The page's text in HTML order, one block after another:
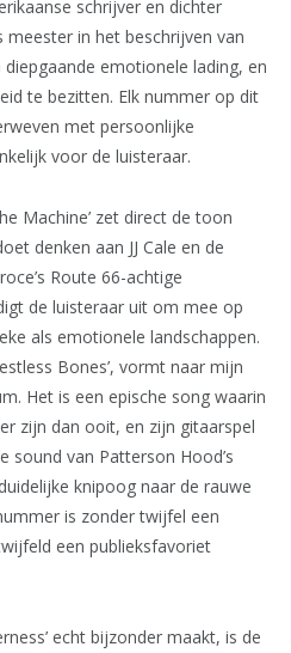
schrijver en dichter
meester in het beschrijven van
emotionele lading, en
te bezitten. Elk nummer op dit
met persoonlijke
voor de luisteraar.
Machine’ zet direct de toon
denken aan JJ Cale en de
Route 66-achtige
de luisteraar uit om mee op
als emotionele landschappen.
Bones’, vormt naar mijn
Het is een epische song waarin
zijn dan ooit, en zijn gitaarspel
sound van Patterson Hood’s
knipoog naar de rauwe
is zonder twijfel een
een publieksfavoriet
echt bijzonder maakt, is de